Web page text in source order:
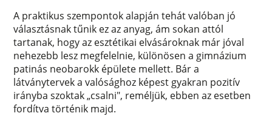
A praktikus szempontok alapján tehát valóban jó
választásnak tűnik ez az anyag, ám sokan attól
tartanak, hogy az esztétikai elvásároknak már jóval
nehezebb lesz megfelelnie, különösen a gimnázium
patinás neobarokk épülete mellett. Bár a
látványtervek a valósághoz képest gyakran pozitív
irányba szoktak „csalni", reméljük, ebben az esetben
fordítva történik majd.